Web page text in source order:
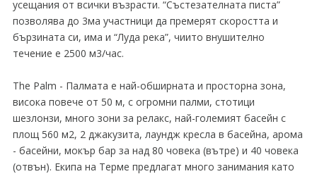
усещания от всички възрасти. “Състезателната писта”
позволява до 3ма участници да премерят скоростта и
бързината си, има и “Луда река”, чиито внушително
течение е 2500 м3/час.
The Palm - Палмата е най-обширната и просторна зона,
висока повече от 50 м, с огромни палми, стотици
шезлонзи, много зони за релакс, най-големият басейн с
площ 560 м2, 2 джакузита, лаундж кресла в басейна, арома
- басейни, мокър бар за над 80 човека (вътре) и 40 човека
(отвън). Екипа на Терме предлагат много занимания като